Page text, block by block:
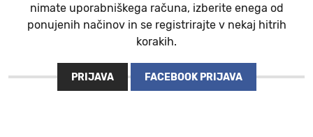
nimate uporabniškega računa, izberite enega od
ponujenih načinov in se registrirajte v nekaj hitrih
korakih.
PRIJAVA FACEBOOK PRIJAVA